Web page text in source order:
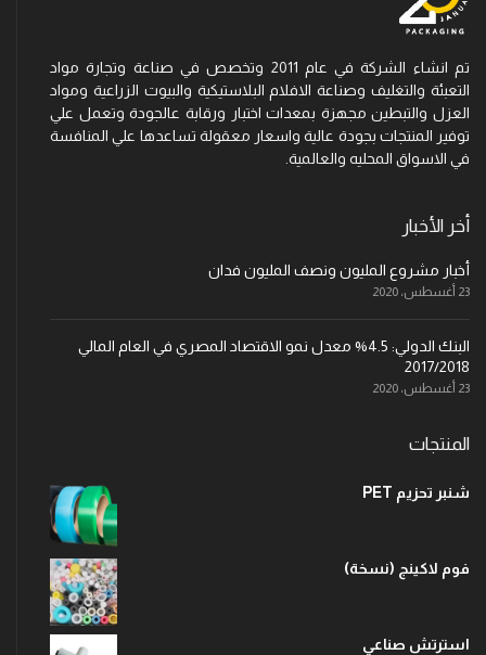
تم انشاء الشركة في عام 2011 وتخصص في صناعة وتجارة مواد
التعبئة والتغليف وصناعة الافلام البلاستيكية والبيوت الزراعية ومواد
العزل والتبطين مجهزة بمعدات اختبار ورقابة عالجودة وتعمل علي
توفير المنتجات بجودة عالية واسعار معقولة تساعدها علي المنافسة
في الاسواق المحليه والعالمية.
أخر الأخبار
أخبار مشروع المليون ونصف المليون فدان
23 أغسطس، 2020
البنك الدولي: 4.5% معدل نمو الاقتصاد المصري في العام المالي
2017/2018
23 أغسطس، 2020
المنتجات
شنبر تحزيم PET
فوم لاكينج (نسخة)
استرتش صناعي